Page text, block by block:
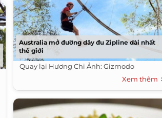
Australia mở đường dây đu Zipline dài nhất
thế giới
Quay lại Hương Chi Ảnh: Gizmodo
Xem thêm